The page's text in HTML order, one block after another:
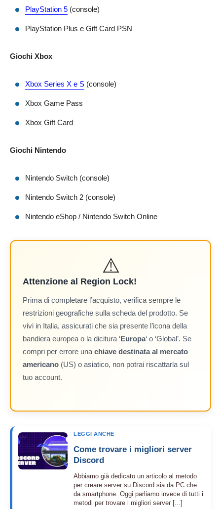
PlayStation 5 (console)
PlayStation Plus e Gift Card PSN
Giochi Xbox
Xbox Series X e S (console)
Xbox Game Pass
Xbox Gift Card
Giochi Nintendo
Nintendo Switch (console)
Nintendo Switch 2 (console)
Nintendo eShop / Nintendo Switch Online
⚠️
Attenzione al Region Lock!
Prima di completare l’acquisto, verifica sempre le
restrizioni geografiche sulla scheda del prodotto. Se
vivi in Italia, assicurati che sia presente l’icona della
bandiera europea o la dicitura ‘Europa‘ o ‘Global’. Se
compri per errore una chiave destinata al mercato
americano (US) o asiatico, non potrai riscattarla sul
tuo account.
LEGGI ANCHE
Come trovare i migliori server
Discord
Abbiamo già dedicato un articolo al metodo
per creare server su Discord sia da PC che
da smartphone. Oggi parliamo invece di tutti i
metodi per trovare i migliori server [...]